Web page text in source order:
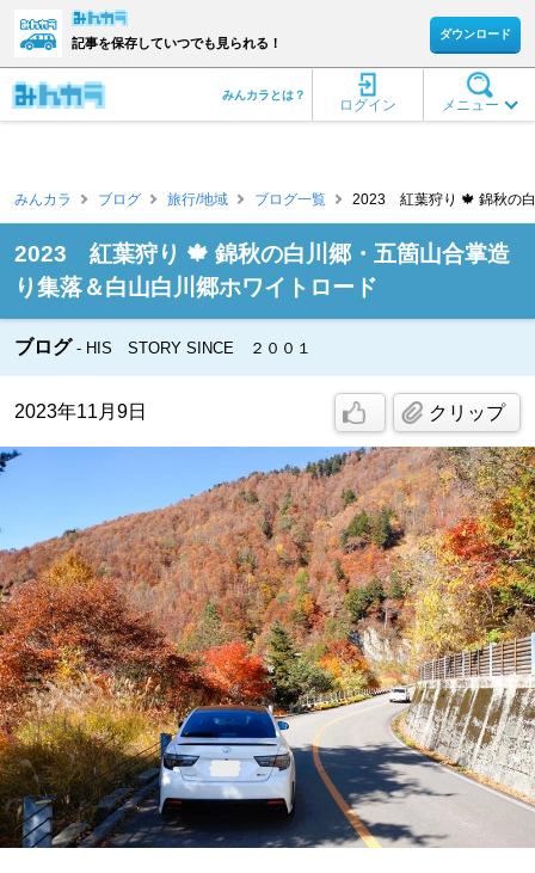
記事を保存していつでも見られる！
ダウンロード
メニュー
ログイン
みんカラとは？
みんカラ ブログ 旅行/地域 ブログ一覧 2023 紅葉狩り 🍁 錦秋の白
2023 紅葉狩り 🍁 錦秋の白川郷・五箇山合掌造
り集落＆白山白川郷ホワイトロード
ブログ HIS STORY SINCE ２００１
2023年11月9日 クリップ